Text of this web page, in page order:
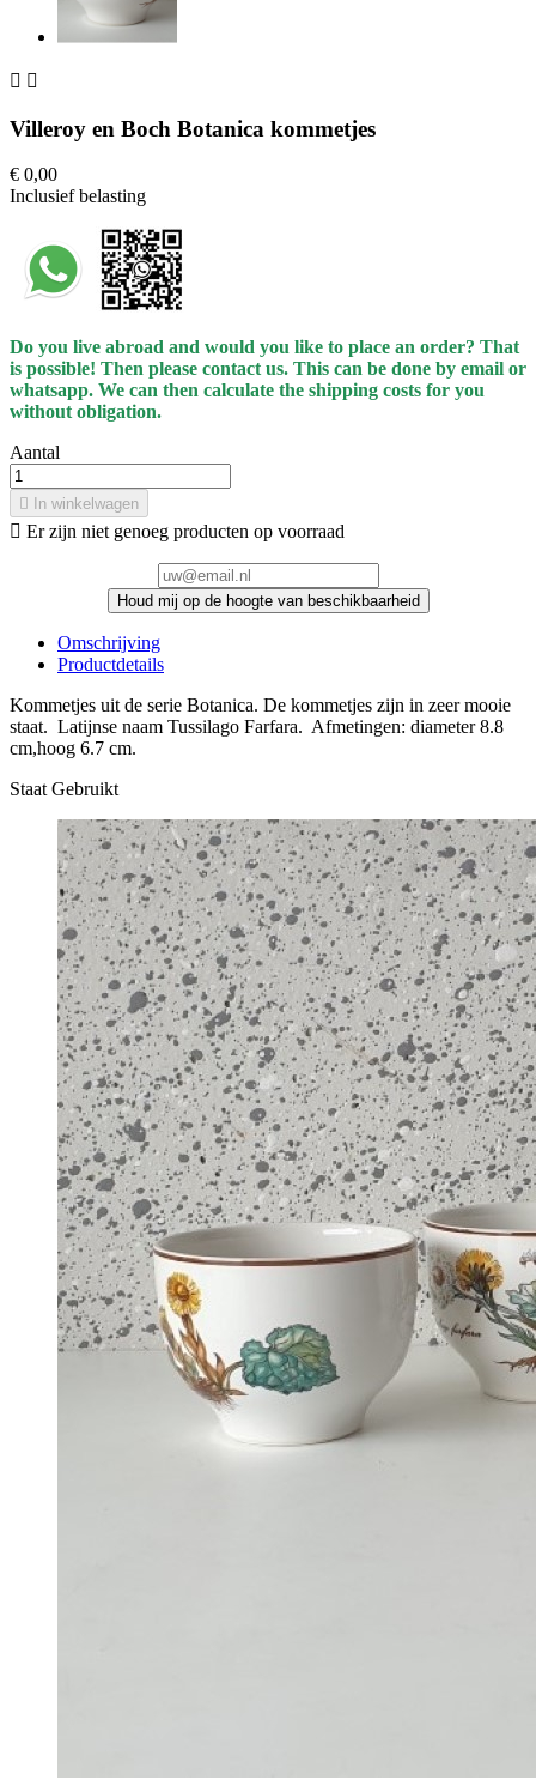
 
Villeroy en Boch Botanica kommetjes
€ 0,00
Inclusief belasting
Do you live abroad and would you like to place an order? That
is possible! Then please contact us. This can be done by email or
whatsapp. We can then calculate the shipping costs for you
without obligation.
Aantal
 In winkelwagen
 Er zijn niet genoeg producten op voorraad
Houd mij op de hoogte van beschikbaarheid
Omschrijving
Productdetails
Kommetjes uit de serie Botanica. De kommetjes zijn in zeer mooie
staat. Latijnse naam Tussilago Farfara. Afmetingen: diameter 8.8
cm,hoog 6.7 cm.
StaatGebruikt